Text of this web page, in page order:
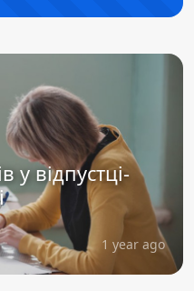
у відпустці-
1 year ago